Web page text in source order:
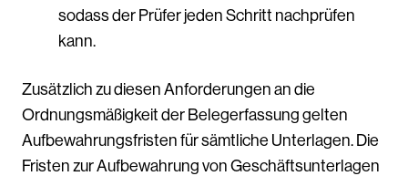
sodass der Prüfer jeden Schritt nachprüfen
kann.
Zusätzlich zu diesen Anforderungen an die
Ordnungsmäßigkeit der Belegerfassung gelten
Aufbewahrungsfristen für sämtliche Unterlagen. Die
Fristen zur Aufbewahrung von Geschäftsunterlagen